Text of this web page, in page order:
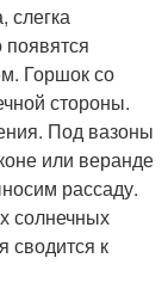
слегка
Горшок со
стороны.
Под вазоны
или веранде
рассаду.
солнечных
сводится к